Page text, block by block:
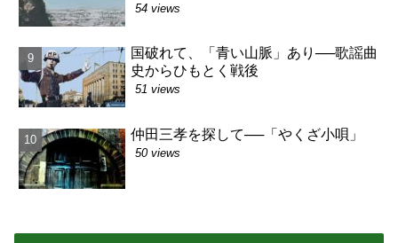
54 views
国破れて、「青い山脈」あり──歌謡曲
史からひもとく戦後
51 views
仲田三孝を探して──「やくざ小唄」
50 views